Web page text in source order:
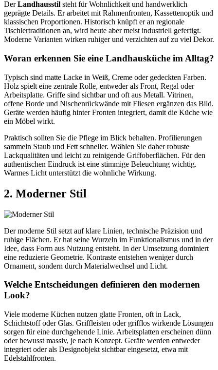
DerLandhausstil steht für Wohnlichkeit und handwerklich
geprägte Details. Er arbeitet mit Rahmenfronten, Kassettenoptik und
klassischen Proportionen. Historisch knüpft er an regionale
Tischlertraditionen an, wird heute aber meist industriell gefertigt.
Moderne Varianten wirken ruhiger und verzichten auf zu viel Dekor.
Woran erkennen Sie eine Landhausküche im Alltag?
Typisch sind matte Lacke in Weiß, Creme oder gedeckten Farben.
Holz spielt eine zentrale Rolle, entweder als Front, Regal oder
Arbeitsplatte. Griffe sind sichtbar und oft aus Metall. Vitrinen,
offene Borde und Nischenrückwände mit Fliesen ergänzen das Bild.
Geräte werden häufig hinter Fronten integriert, damit die Küche wie
ein Möbel wirkt.
Praktisch sollten Sie die Pflege im Blick behalten. Profilierungen
sammeln Staub und Fett schneller. Wählen Sie daher robuste
Lackqualitäten und leicht zu reinigende Griffoberflächen. Für den
authentischen Eindruck ist eine stimmige Beleuchtung wichtig.
Warmes Licht unterstützt die wohnliche Wirkung.
2. Moderner Stil
Der moderne Stil setzt auf klare Linien, technische Präzision und
ruhige Flächen. Er hat seine Wurzeln im Funktionalismus und in der
Idee, dass Form aus Nutzung entsteht. In der Umsetzung dominiert
eine reduzierte Geometrie. Kontraste entstehen weniger durch
Ornament, sondern durch Materialwechsel und Licht.
Welche Entscheidungen definieren den modernen
Look?
Viele moderne Küchen nutzen glatte Fronten, oft in Lack,
Schichtstoff oder Glas. Griffleisten oder grifflos wirkende Lösungen
sorgen für eine durchgehende Linie. Arbeitsplatten erscheinen dünn
oder bewusst massiv, je nach Konzept. Geräte werden entweder
integriert oder als Designobjekt sichtbar eingesetzt, etwa mit
Edelstahlfronten.